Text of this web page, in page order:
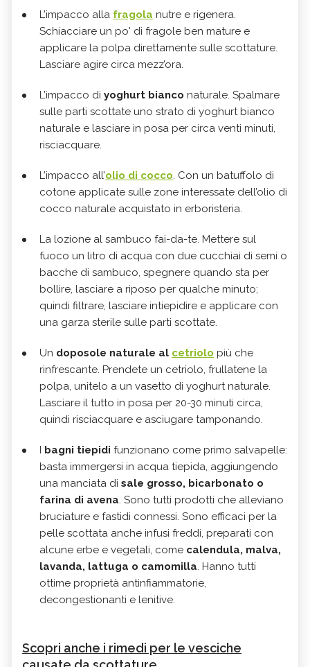
L’impacco alla fragola nutre e rigenera.
Schiacciare un po' di fragole ben mature e
applicare la polpa direttamente sulle scottature.
Lasciare agire circa mezz’ora.
L’impacco di yoghurt bianco naturale. Spalmare
sulle parti scottate uno strato di yoghurt bianco
naturale e lasciare in posa per circa venti minuti,
risciacquare.
L’impacco all’olio di cocco. Con un batuffolo di
cotone applicate sulle zone interessate dell’olio di
cocco naturale acquistato in erboristeria.
La lozione al sambuco fai-da-te. Mettere sul
fuoco un litro di acqua con due cucchiai di semi o
bacche di sambuco, spegnere quando sta per
bollire, lasciare a riposo per qualche minuto;
quindi filtrare, lasciare intiepidire e applicare con
una garza sterile sulle parti scottate.
Un doposole naturale al cetriolo più che
rinfrescante. Prendete un cetriolo, frullatene la
polpa, unitelo a un vasetto di yoghurt naturale.
Lasciare il tutto in posa per 20-30 minuti circa,
quindi risciacquare e asciugare tamponando.
I bagni tiepidi funzionano come primo salvapelle:
basta immergersi in acqua tiepida, aggiungendo
una manciata di sale grosso, bicarbonato o
farina di avena. Sono tutti prodotti che alleviano
bruciature e fastidi connessi. Sono efficaci per la
pelle scottata anche infusi freddi, preparati con
alcune erbe e vegetali, come calendula, malva,
lavanda, lattuga o camomilla. Hanno tutti
ottime proprietà antinfiammatorie,
decongestionanti e lenitive.
Scopri anche i rimedi per le vesciche